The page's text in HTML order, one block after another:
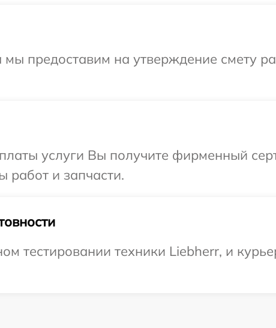
предоставим на утверждение смету
услуги Вы получите фирменный
работ и запчасти.
тестировании техники Liebherr, и